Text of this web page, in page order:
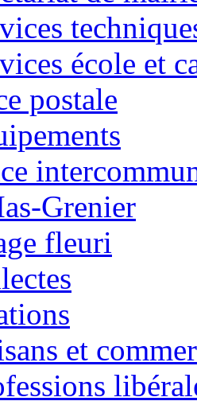
école et
postale
Grenier
fleuri
et